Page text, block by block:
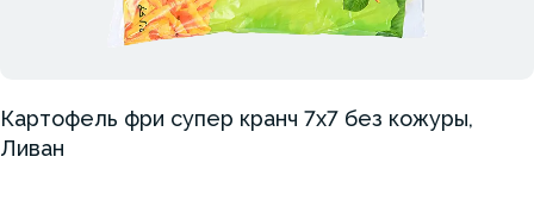
Картофель фри супер кранч 7х7 без кожуры,
Ливан